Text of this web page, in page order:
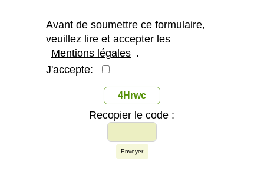
Avant de soumettre ce formulaire,
veuillez lire et accepter les
Mentions légales .
J'accepte:
4Hrwc
Recopier le code :
Envoyer